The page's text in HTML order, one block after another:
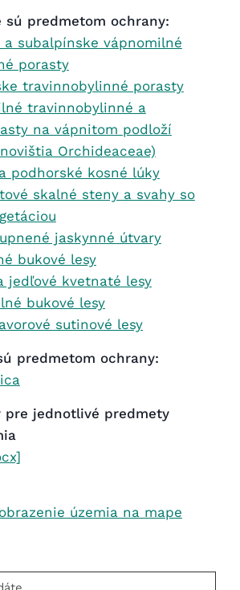
sú predmetom ochrany:
a subalpínske vápnomilné
porasty
travinnobylinné porasty
travinnobylinné a
na vápnitom podloží
Orchideaceae)
podhorské kosné lúky
skalné steny a svahy so
jaskynné útvary
bukové lesy
jedľové kvetnaté lesy
bukové lesy
sutinové lesy
predmetom ochrany:
pre jednotlivé predmety
územia na mape